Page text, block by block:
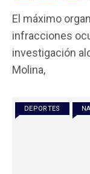
ce
b
o
k
tt
er
El máximo
infracciones
investigación
Molina,
DEPORTES